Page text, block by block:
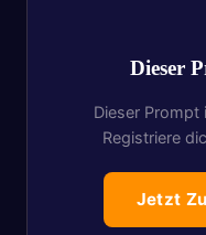
Dieser
Dieser Prompt
Registriere
Jetzt